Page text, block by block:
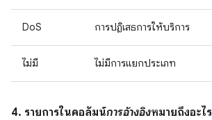
DoS การปฏิเสธการให้บริการ
ไม่มี ไม่มีการแยกประเภท
4. รายการในคอลัมน์การอ้างอิงหมายถึงอะไร